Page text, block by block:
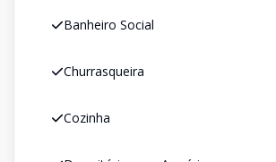
Banheiro Social
Churrasqueira
Cozinha